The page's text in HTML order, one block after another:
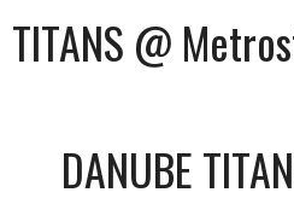
TITANS @
DANUBE